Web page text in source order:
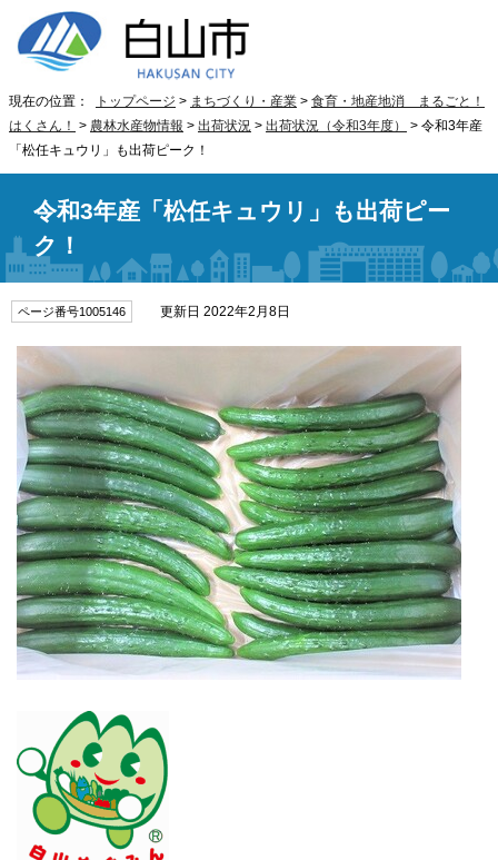
現在の位置： トップページ > まちづくり・産業 > 食育・地産地消 まるごと！
はくさん！ > 農林水産物情報 > 出荷状況 > 出荷状況（令和3年度）
> 令和3年産
「松任キュウリ」も出荷ピーク！
令和3年産「松任キュウリ」も出荷ピー
ク！
ページ番号1005146 更新日 2022年2月8日